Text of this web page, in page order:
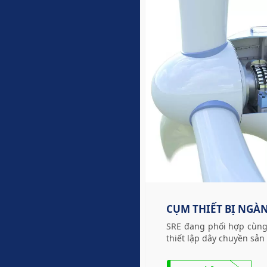
CỤM THIẾT BỊ
SRE đang phối hợp
thiết lập dây chuyền